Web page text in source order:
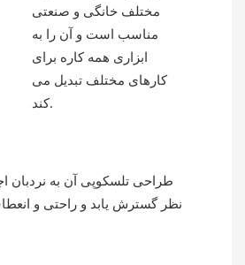
مختلف خانگی و صنعتی
مناسب است و آن را به
ابزاری همه کاره برای
کارهای مختلف تبدیل می
کند.
طراحی تلسکوپی آن به نردبان
نظر گسترش یابد و راحتی و